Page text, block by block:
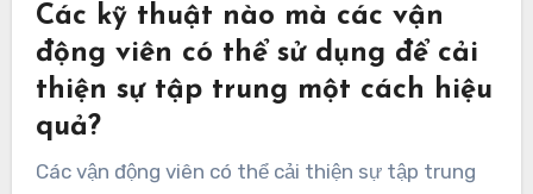
Các kỹ thuật nào mà các vận
động viên có thể sử dụng để cải
thiện sự tập trung một cách hiệu
quả?
Các vận động viên có thể cải thiện sự tập trung